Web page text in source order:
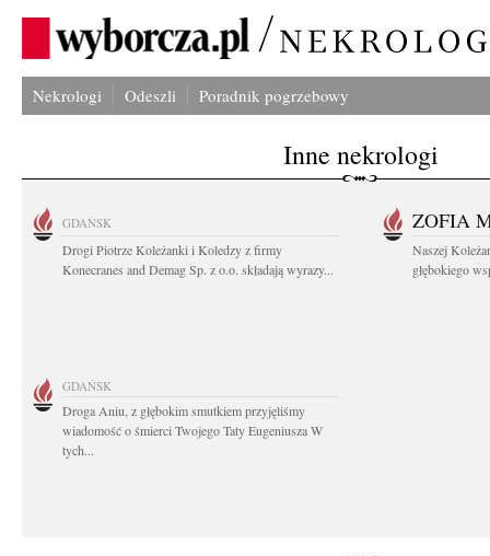
Nekrologi Odeszli Poradnik pogrzebowy
Inne nekrologi
GDAŃSK
Drogi Piotrze Koleżanki i Koledzy z firmy
Konecranes and Demag Sp. z o.o. składają wyrazy...
ZOFIA
Naszej
głębokiego
GDAŃSK
Droga Aniu, z głębokim smutkiem przyjęliśmy
wiadomość o śmierci Twojego Taty Eugeniusza W
tych...